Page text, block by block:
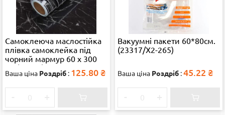
Самоклеюча маслостійка
плівка самоклейка під
чорний мармур 60 х 300
см (34843) 38315
Ваша ціна Роздріб : 125.80 ₴
Вакуумні пакети 60*80см.
(23317/Х2-265)
Ваша ціна Роздріб :45.22 ₴